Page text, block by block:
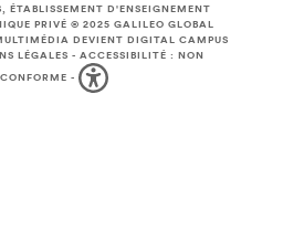
ÉTABLISSEMENT D'ENSEIGNEMENT
PRIVÉ © 2025GALILEO GLOBAL
DEVIENT DIGITAL CAMPUS
LÉGALES -ACCESSIBILITÉ : NON
CONFORME -